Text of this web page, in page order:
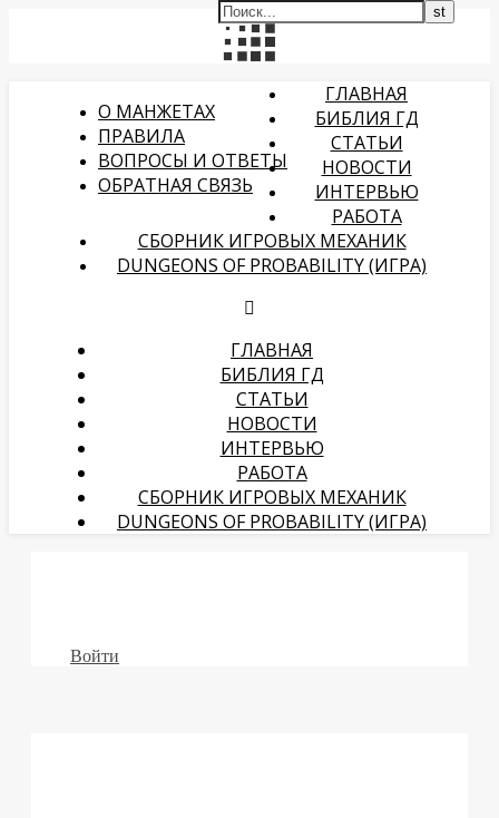
О МАНЖЕТАХ
ПРАВИЛА
ВОПРОСЫ И ОТВЕТЫ
ОБРАТНАЯ СВЯЗЬ
ГЛАВНАЯ
БИБЛИЯ ГД
СТАТЬИ
НОВОСТИ
ИНТЕРВЬЮ
РАБОТА
СБОРНИК ИГРОВЫХ МЕХАНИК
DUNGEONS OF PROBABILITY (ИГРА)
ГЛАВНАЯ
БИБЛИЯ ГД
СТАТЬИ
НОВОСТИ
ИНТЕРВЬЮ
РАБОТА
СБОРНИК ИГРОВЫХ МЕХАНИК
DUNGEONS OF PROBABILITY (ИГРА)
Войти